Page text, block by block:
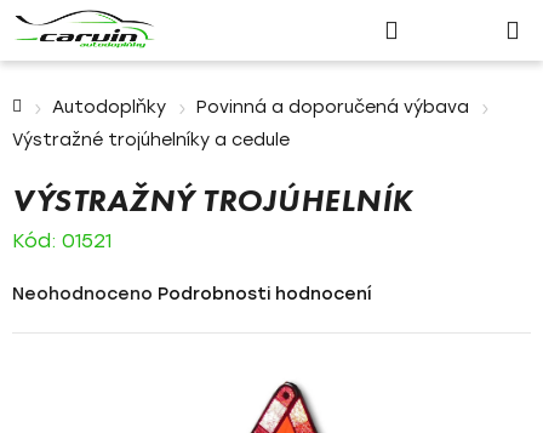
Přihlášení
košík
Autodoplňky
Povinná a doporučená výbava
Výstražné trojúhelníky a cedule
VÝSTRAŽNÝ TROJÚHELNÍK
Kód: 01521
Průměrné
Neohodnoceno Podrobnosti hodnocení